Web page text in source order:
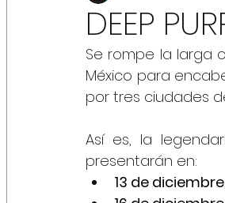
DEEP
Se rompe la larga
México para
por tres ciudades
Así es, la
presentarán en:
13 de